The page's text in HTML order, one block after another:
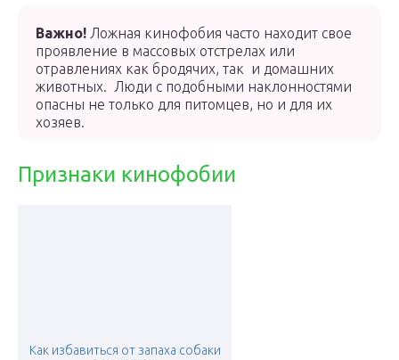
Важно! Ложная кинофобия часто находит свое
проявление в массовых отстрелах или
отравлениях как бродячих, так и домашних
животных. Люди с подобными наклонностями
опасны не только для питомцев, но и для их
хозяев.
Признаки кинофобии
Как избавиться от запаха собаки